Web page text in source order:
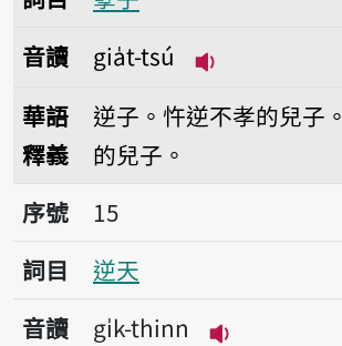
音讀
gia̍t-tsú
華語
釋義
逆子。忤逆不孝的兒子。
的兒子。
序號15逆天
序號
15
詞目
逆天
音讀
gi̍k-thinn